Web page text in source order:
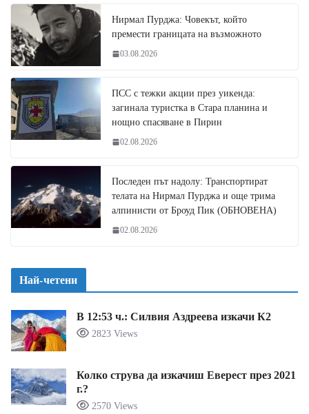
Нирмал Пурджа: Човекът, който
премести границата на възможното
03.08.2026
ПСС с тежки акции през уикенда:
загинала туристка в Стара планина и
нощно спасяване в Пирин
02.08.2026
Последен път надолу: Транспортират
телата на Нирмал Пурджа и още трима
алпинисти от Броуд Пик (ОБНОВЕНА)
02.08.2026
Най-четени
В 12:53 ч.: Силвия Аздреева изкачи К2
2823 Views
Колко струва да изкачиш Еверест през 2021
г.?
2570 Views